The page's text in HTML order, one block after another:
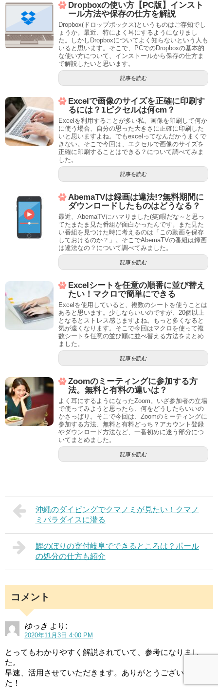
Dropboxの使い方【PC版】インスト
ール方法や保存の仕方を解説
Dropbox(ドロップボックス)というものはご存知でし
ょうか。最近、特によく耳にするようになりまし
た。しかしDropboxについてよく知らないという人も
いると思います。そこで、PCでのDropboxの基本的
な使い方について、インストールから保存の仕方ま
で解説したいと思います。
記事を読む
Excelで画像のサイズを正確に印刷す
るには？1ピクセルは何cm？
Excelを利用することが多い私。画像を印刷して何か
に使う場合、自分の思った大きさに正確に印刷した
いと思いますよね。でもexcelってなんだかうまくで
きない。そこで今回は、エクセルで画像のサイズを
正確に印刷することはできる？について調べてみま
した。
記事を読む
AbemaTVは録画は違法!?無料期間に
ダウンロードしたものはどうなる？
最近、AbemaTVにハマりました(笑)暇だな～と思っ
てたまたま見た番組が面白かったんです。また見た
い番組を見つけた時に考えるのは「この動画を保存
しておけるのか？」。そこでAbemaTVの番組は録画
は違法なの？について調べてみました。
記事を読む
Excelシートを任意の順番に並び替え
たい！マクロで簡単にできる
Excelを使用していると、複数のシートを使うことは
あると思います。少しならいいのですが、20個以上
となるとストレス感じますよね。もっと多くなると
気が遠くなります。そこで今回はマクロを使って複
数シートを任意の並び順に並べ替える方法をまとめ
ました。
記事を読む
Zoomのミーティングに参加する方
法。無料と有料の違いは？
よく耳にするようになったZoom。いざ参加者の立場
で使ってみようと思ったら、何をどうしたらいいの
かさっぱり。そこで今回は、Zoomのミーティングに
参加する方法、無料と有料どっち？アカウント登録
やダウンロード方法など、一番初めに迷う部分につ
いてまとめました。
記事を読む
沖縄のダイビングでクマノミが見たい！クマノ
ミパラダイスに潜る
鯉のぼりの寄付岐阜でできるところは？ポール
の処分の仕方も紹介
コメント
ゆっき より:
2020年11月3日 4:00 PM
とってもわかりやすく解説されていて、参考になりまし
た。
早速、活用させていただきます。ありがとうございまし
た！